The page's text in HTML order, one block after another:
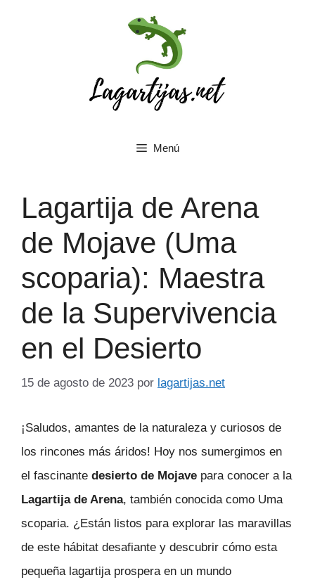
Menú
Lagartija de Arena
de Mojave (Uma
scoparia): Maestra
de la Supervivencia
en el Desierto
15 de agosto de 2023 por lagartijas.net
¡Saludos, amantes de la naturaleza y curiosos de
los rincones más áridos! Hoy nos sumergimos en
el fascinante desierto de Mojave para conocer a la
Lagartija de Arena, también conocida como Uma
scoparia. ¿Están listos para explorar las maravillas
de este hábitat desafiante y descubrir cómo esta
pequeña lagartija prospera en un mundo